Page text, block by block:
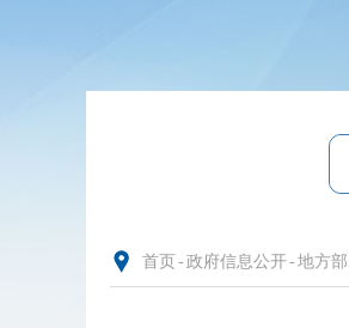
首页 - 政府信息公开- 地方